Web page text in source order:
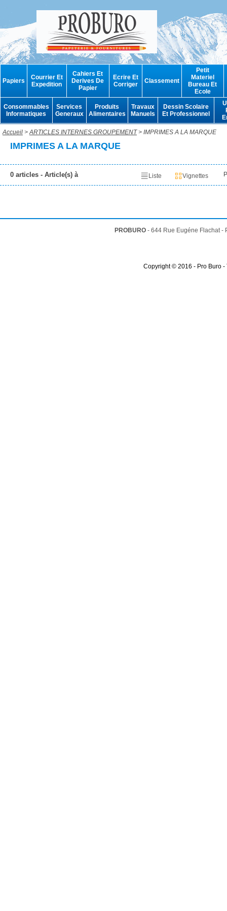
Papiers
Courrier Et
Expedition
Cahiers Et
Derives De
Papier
Ecrire Et
Corriger
Classement
Petit
Materiel
Bureau Et
Ecole
Consommables
Informatiques
Services
Generaux
Produits
Alimentaires
Travaux
Manuels
Dessin Scolaire
Et Professionnel
Accueil >ARTICLES INTERNES GROUPEMENT> IMPRIMES A LA MARQUE
IMPRIMES A LA MARQUE
0 articles - Article(s) à Liste Vignettes
PROBURO - 644 Rue Eugéne Flachat -
Copyright © 2016 - Pro Buro